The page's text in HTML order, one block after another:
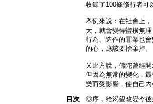
收錄了100條修行者可
舉例來說：在社會上
大，就會變得蠻橫無
行為、造作的罪業也
的心，應該要捨棄掉。
又比方說，佛陀曾經
但因為無常的變化，
樂而受影響，使自己
目次
◎序．給渴望改變今後